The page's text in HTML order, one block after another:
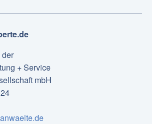
+ Service
mbH